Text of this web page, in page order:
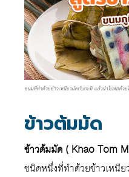
ขนมที่ทำด้วยข้าวเหนียวผัดกับกะทิ แล้วนำไปห่อด้ว
ข้าวต้มมัด
ข้าวต้มมัด ( Khao Tom
ชนิดหนึ่งที่ทำด้วยข้าวเหนี